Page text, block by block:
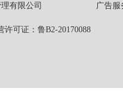
管理有限公司 广告服务热
许可证：鲁B2-20170088